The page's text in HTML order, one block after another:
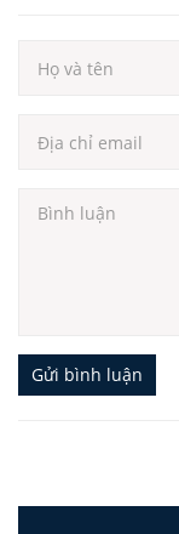
Gửi bình luận